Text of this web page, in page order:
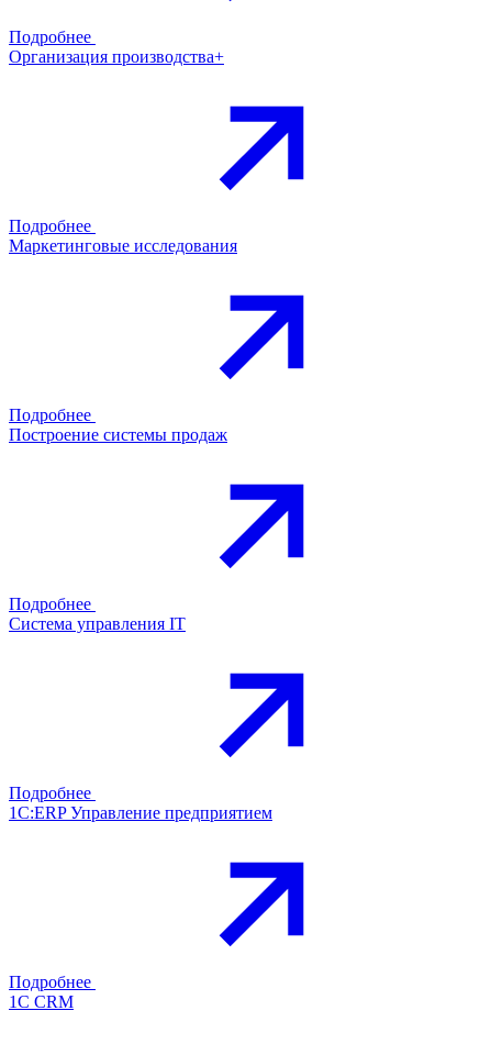
Подробнее
Организация производства+
Подробнее
Маркетинговые исследования
Подробнее
Построение системы продаж
Подробнее
Система управления IT
Подробнее
1С:ERP Управление предприятием
Подробнее
1С CRM